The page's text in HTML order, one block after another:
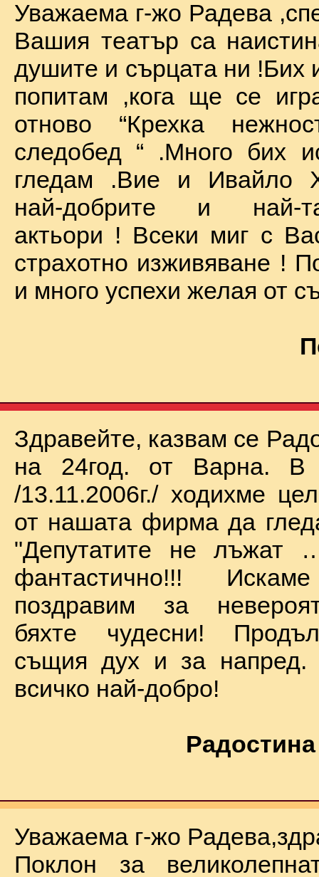
Уважаема г-жо Радева
Вашия театър са
душите и сърцата ни !Бих
попитам ,кога ще се
отново “Крехка
следобед “ .Много бих
гледам .Вие и Ивайло
най-добрите и най-
актьори ! Всеки миг с
страхотно изживяване !
и много успехи желая от
Здравейте, казвам се
на 24год. от Варна. В
/13.11.2006г./ ходихме
от нашата фирма да
"Депутатите не
фантастично!!!
поздравим за
бяхте чудесни!
същия дух и за
всичко най-добро!
Уважаема г-жо
Поклон за